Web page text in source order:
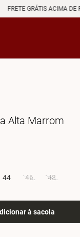
FRETE GRÁTIS ACIMA DE
Alta Marrom
44 46 48
à sacola